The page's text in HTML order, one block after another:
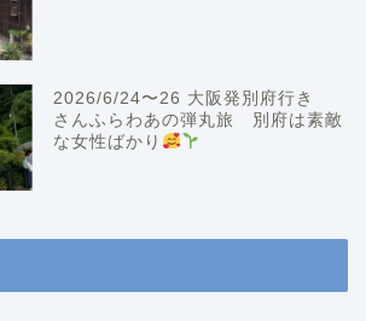
2026/6/24〜26 大阪発別府行き
さんふらわあの弾丸旅 別府は素敵
な女性ばかり